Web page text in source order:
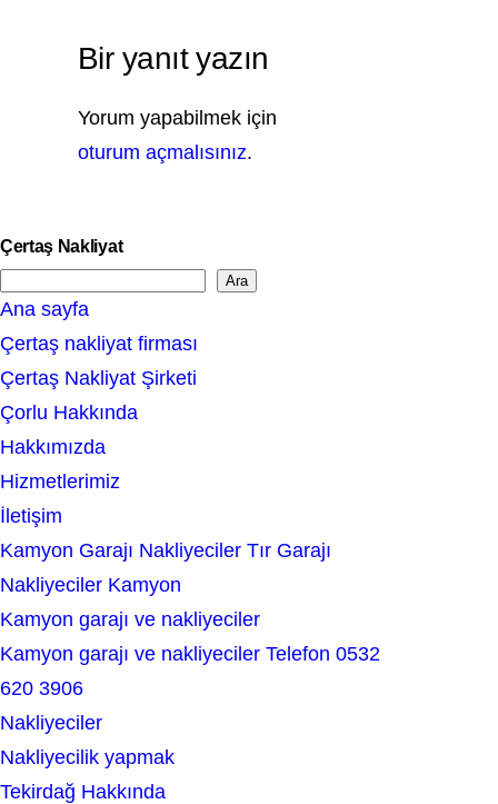
Bir yanıt yazın
Yorum yapabilmek için
oturum açmalısınız.
Çertaş Nakliyat
e
a
r
c
h
Ara
Ana sayfa
Çertaş nakliyat firması
Çertaş Nakliyat Şirketi
Çorlu Hakkında
Hakkımızda
Hizmetlerimiz
İletişim
Kamyon Garajı Nakliyeciler Tır Garajı
Nakliyeciler Kamyon
Kamyon garajı ve nakliyeciler
Kamyon garajı ve nakliyeciler Telefon 0532
620 3906
Nakliyeciler
Nakliyecilik yapmak
Tekirdağ Hakkında